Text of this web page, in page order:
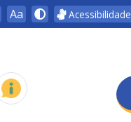
Aa Acessibilidade